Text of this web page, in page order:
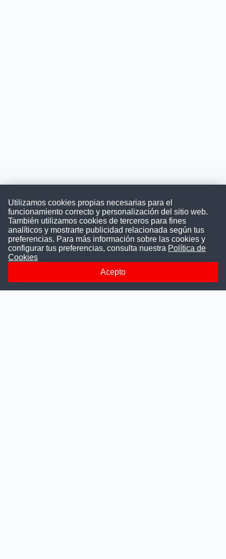
Convocatoriasdetrabajo.com
ConvocatoriasDeTrabajo.com es una plataforma informativa
la difusión y transparencia de los concursos públicos, además
ayudamos a las instituciones a encontrar a los mejores
talentos. A nuestros usuarios le brindamos en un solo lugar
Utilizamos cookies propias necesarias para el
funcionamiento correcto y personalización del sitio web.
También utilizamos cookies de terceros para fines
analíticos y mostrarte publicidad relacionada según tus
preferencias. Para más información sobre las cookies y
configurar tus preferencias, consulta nuestra Política de
Cookies
Acepto